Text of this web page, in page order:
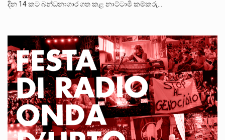
දින 14 කට බන්ධනාගාර ගත කළ නාට්‍ටාමි කම්කරු…